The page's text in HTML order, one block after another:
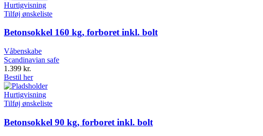
Hurtigvisning
Tilføj ønskeliste
Betonsokkel 160 kg, forboret inkl. bolt
Våbenskabe
Scandinavian safe
1.399 kr.
Bestil her
Hurtigvisning
Tilføj ønskeliste
Betonsokkel 90 kg, forboret inkl. bolt